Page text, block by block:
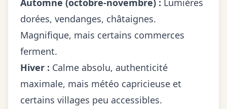
dorées, vendanges, châtaignes.
Magnifique, mais certains commerces
ferment.
Hiver : Calme absolu, authenticité
maximale, mais météo capricieuse et
certains villages peu accessibles.